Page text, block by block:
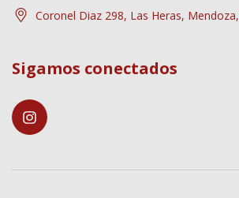
Coronel Diaz 298, Las Heras,
Sigamos conectados